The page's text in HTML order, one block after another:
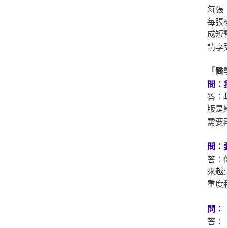
每張
每張
成短
請享
「
問：
答：
版是
需要
問：
答：
來越
重度
問：
答：